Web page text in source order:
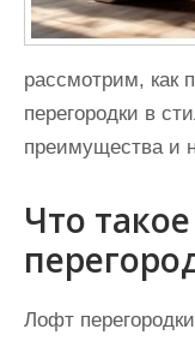
рассмотрим, как
перегородки в
преимущества и
Что
Лофт